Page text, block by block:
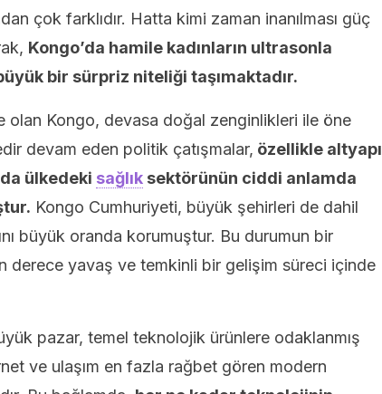
çok farklıdır. Hatta kimi zaman inanılması güç
Kongo’da hamile kadınların ultrasonla
bir sürpriz niteliği taşımaktadır.
olan Kongo, devasa doğal zenginlikleri ile öne
devam eden politik çatışmalar, özellikle altyapı
ülkedeki sağlık sektörünün ciddi anlamda
Kongo Cumhuriyeti, büyük şehirleri de dahil
büyük oranda korumuştur. Bu durumun bir
derece yavaş ve temkinli bir gelişim süreci içinde
pazar, temel teknolojik ürünlere odaklanmış
ve ulaşım en fazla rağbet gören modern